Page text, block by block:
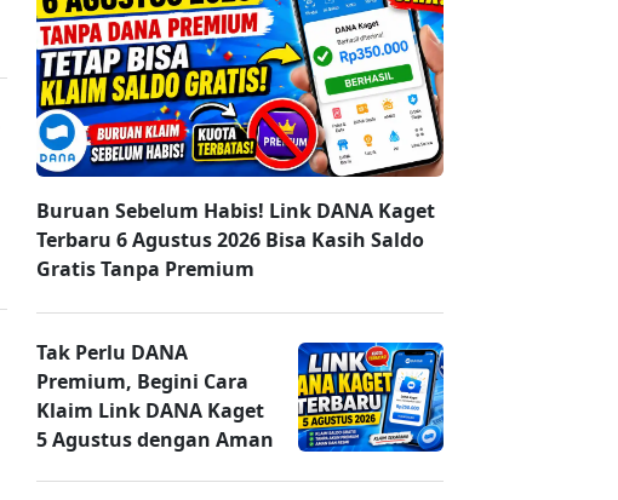
Buruan Sebelum Habis! Link DANA Kaget
Terbaru 6 Agustus 2026 Bisa Kasih Saldo
Gratis Tanpa Premium
Tak Perlu DANA
Premium, Begini Cara
Klaim Link DANA Kaget
5 Agustus dengan Aman